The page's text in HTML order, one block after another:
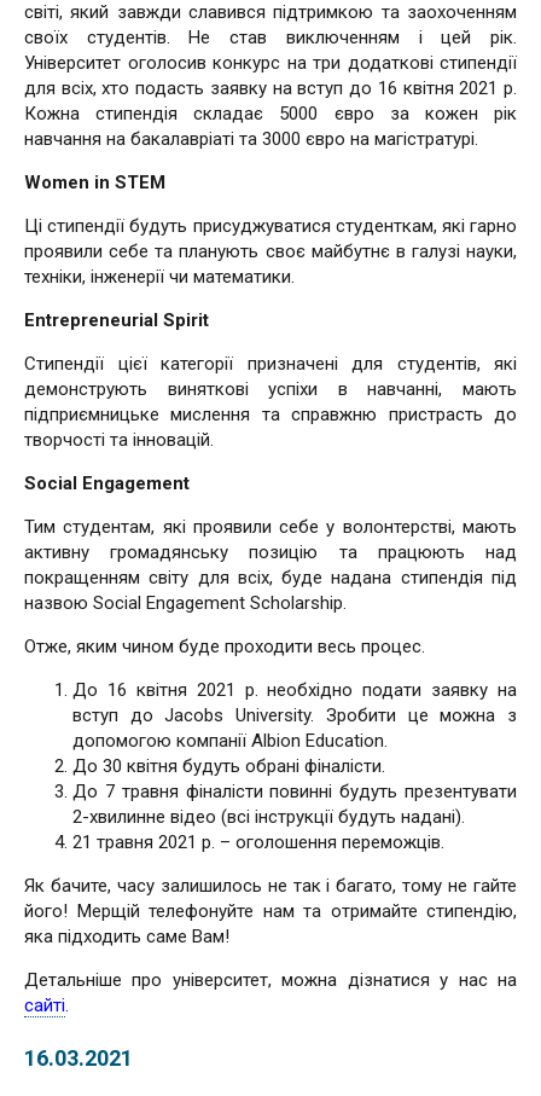
світі, який завжди славився підтримкою та заохоченням
своїх студентів. Не став виключенням і цей рік.
Університет оголосив конкурс на три додаткові стипендії
для всіх, хто подасть заявку на вступ до 16 квітня 2021 р.
Кожна стипендія складає 5000 євро за кожен рік
навчання на бакалавріаті та 3000 євро на магістратурі.
Women in STEM
Ці стипендії будуть присуджуватися студенткам, які гарно
проявили себе та планують своє майбутнє в галузі науки,
техніки, інженерії чи математики.
Entrepreneurial Spirit
Стипендії цієї категорії призначені для студентів, які
демонструють виняткові успіхи в навчанні, мають
підприємницьке мислення та справжню пристрасть до
творчості та інновацій.
Social Engagement
Тим студентам, які проявили себе у волонтерстві, мають
активну громадянську позицію та працюють над
покращенням світу для всіх, буде надана стипендія під
назвою Social Engagement Scholarship.
Отже, яким чином буде проходити весь процес.
До 16 квітня 2021 р. необхідно подати заявку на
вступ до Jacobs University. Зробити це можна з
допомогою компанії Albion Education.
До 30 квітня будуть обрані фіналісти.
До 7 травня фіналісти повинні будуть презентувати
2-хвилинне відео (всі інструкції будуть надані).
21 травня 2021 р. – оголошення переможців.
Як бачите, часу залишилось не так і багато, тому не гайте
його! Мерщій телефонуйте нам та отримайте стипендію,
яка підходить саме Вам!
Детальніше про університет, можна дізнатися у нас на
сайті.
16.03.2021